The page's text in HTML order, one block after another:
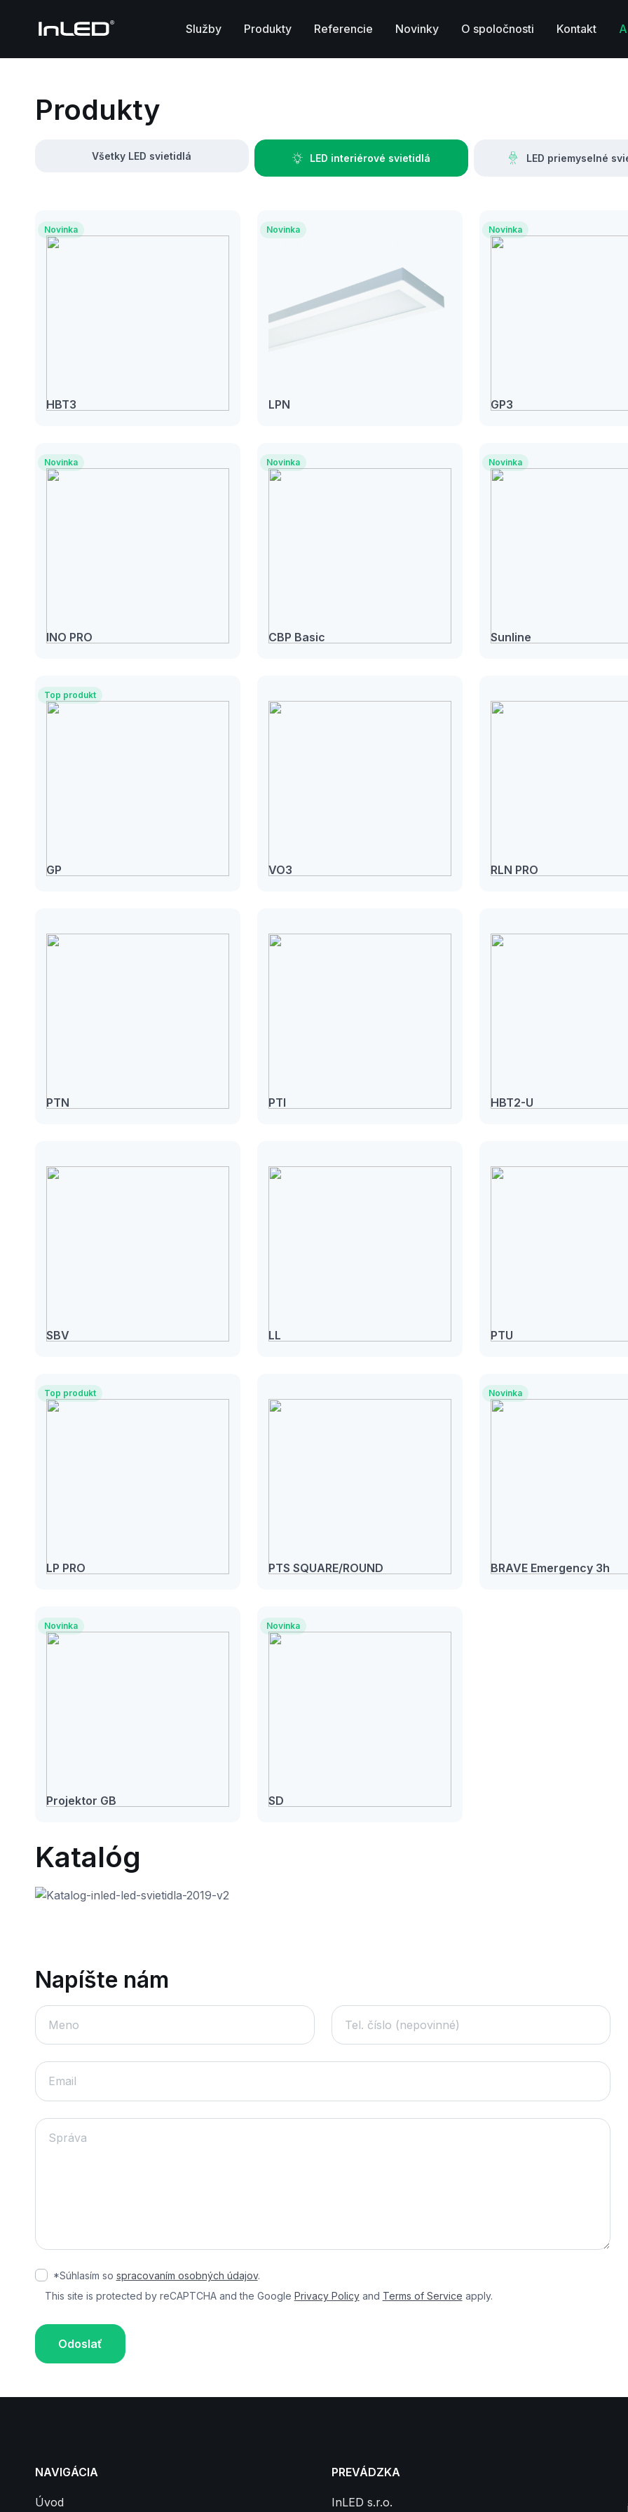
Služby Produkty Referencie Novinky O spoločnosti Kontakt
Produkty
Všetky LED svietidlá LED interiérové svietidlá LED priemyselné
Novinka
HBT3
Novinka
LPN
Novinka
GP3
Novinka
INO PRO
Novinka
CBP Basic
Novinka
Sunline
Top produkt
GP VO3 RLN PRO
PTN PTI HBT2-U
SBV LL PTU
Top produkt
LP PRO PTS SQUARE/ROUND
Novinka
BRAVE Emergency 3h
Novinka
Projektor GB
Novinka
SD
Katalóg
Napíšte nám
*Súhlasím so spracovaním osobných údajov.
This site is protected by reCAPTCHA and the Google Privacy Policyand Terms of Service apply.
Odoslať
NAVIGÁCIA
Úvod
PREVÁDZKA
InLED s.r.o.